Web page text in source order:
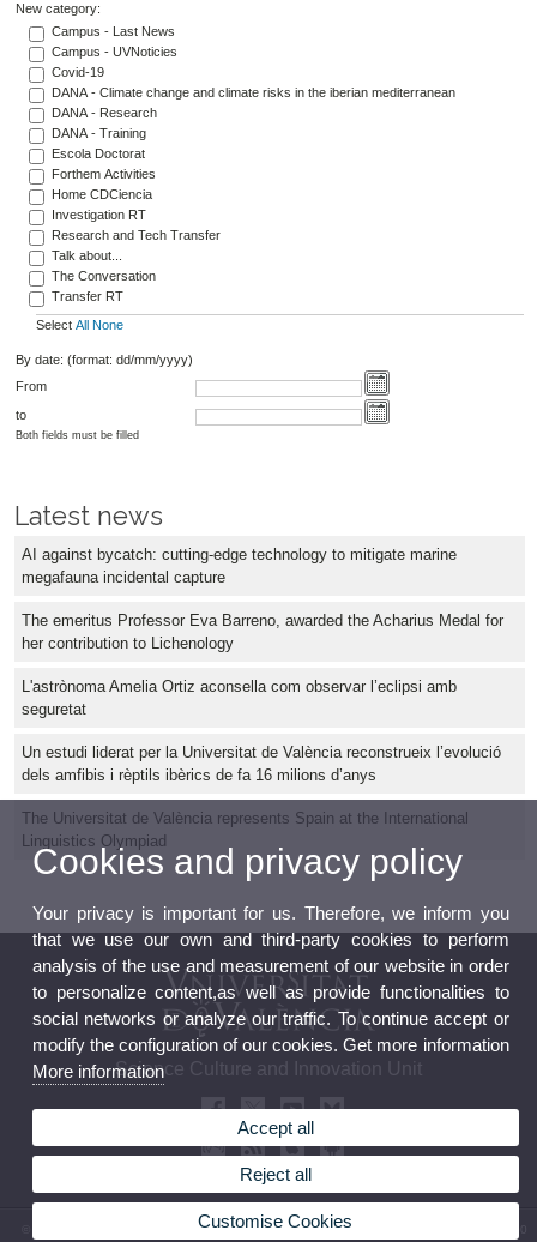
New category:
Campus - Last News
Campus - UVNoticies
Covid-19
DANA - Climate change and climate risks in the iberian mediterranean
DANA - Research
DANA - Training
Escola Doctorat
Forthem Activities
Home CDCiencia
Investigation RT
Research and Tech Transfer
Talk about...
The Conversation
Transfer RT
Select All None
By date: (format: dd/mm/yyyy)
From
to
Both fields must be filled
Latest news
AI against bycatch: cutting-edge technology to mitigate marine
megafauna incidental capture
The emeritus Professor Eva Barreno, awarded the Acharius Medal for
her contribution to Lichenology
L'astrònoma Amelia Ortiz aconsella com observar l’eclipsi amb
seguretat
Un estudi liderat per la Universitat de València reconstrueix l’evolució
dels amfibis i rèptils ibèrics de fa 16 milions d’anys
The Universitat de València represents Spain at the International
Linguistics Olympiad
Science Culture and Innovation Unit
© 2026 UV. - 13 Blasco Ibáñez Avenue 46010 Valencia. Spain. Phone: (+34) 96 339 50 00
Cookies and privacy policy
Your privacy is important for us. Therefore, we inform you
that we use our own and third-party cookies to perform
analysis of the use and measurement of our website in order
to personalize content,as well as provide functionalities to
social networks or analyze our traffic. To continue accept or
modify the configuration of our cookies. Get more information
More information
Accept all
Reject all
Customise Cookies